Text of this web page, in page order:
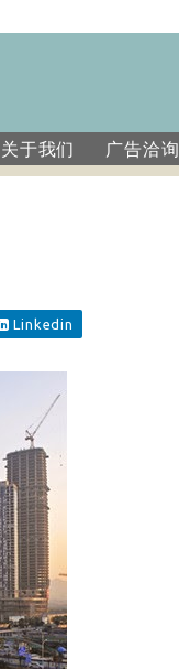
关于我们 广告洽询
Linkedin